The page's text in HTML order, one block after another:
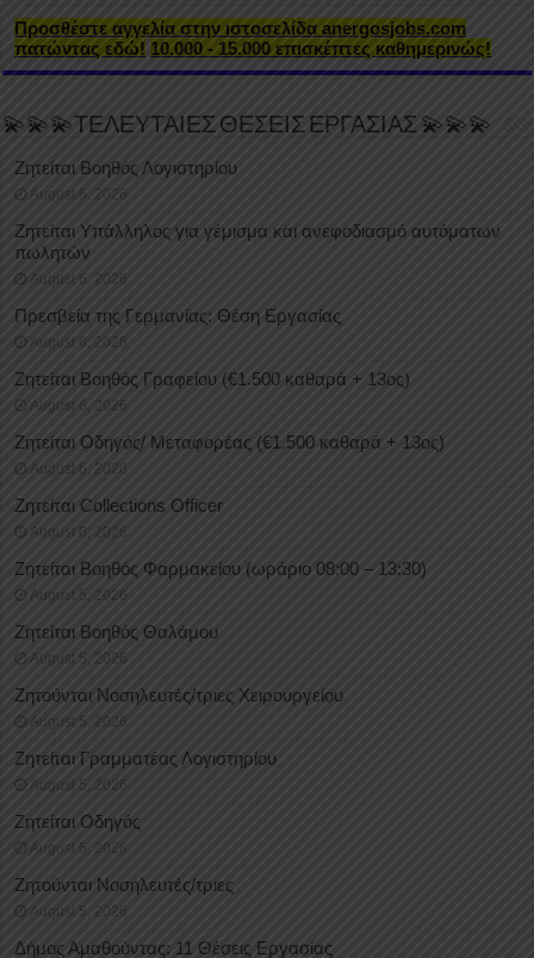
Προσθέστε αγγελία στην ιστοσελίδα anergosjobs.com
πατώντας εδώ! 10.000 - 15.000 επισκέπτες καθημερινώς!
💫💫💫ΤΕΛΕΥΤΑΙΕΣ ΘΕΣΕΙΣ ΕΡΓΑΣΙΑΣ 💫💫💫
Ζητείται Βοηθός Λογιστηρίου
August 6, 2026
Ζητείται Υπάλληλος για γέμισμα και ανεφοδιασμό αυτόματων
πωλητών
August 6, 2026
Πρεσβεία της Γερμανίας: Θέση Εργασίας
August 6, 2026
Ζητείται Βοηθός Γραφείου (€1.500 καθαρά + 13ος)
August 6, 2026
Ζητείται Οδηγός/ Μεταφορέας (€1.500 καθαρά + 13ος)
August 6, 2026
Ζητείται Collections Officer
August 6, 2026
Ζητείται Βοηθός Φαρμακείου (ωράριο 08:00 – 13:30)
August 5, 2026
Ζητείται Βοηθός Θαλάμου
August 5, 2026
Ζητούνται Νοσηλευτές/τριες Χειρουργείου
August 5, 2026
Ζητείται Γραμματέας Λογιστηρίου
August 5, 2026
Ζητείται Οδηγός
August 5, 2026
Ζητούνται Νοσηλευτές/τριες
August 5, 2026
Δήμος Αμαθούντας: 11 Θέσεις Εργασίας